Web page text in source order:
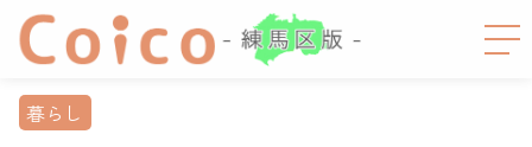
暮らし